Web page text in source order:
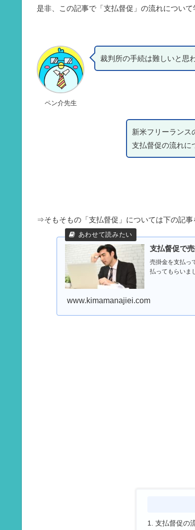
是非、この記事で「支払督促」の流れについて
ペン介先生
裁判所の手続は難しいと思
新米フリーランス
支払督促の流れに
⇒そもそもの「支払督促」については下の記事
支払督促で
売掛金を支払っ
払ってもらいま
www.kimamanajiei.com
支払督促の